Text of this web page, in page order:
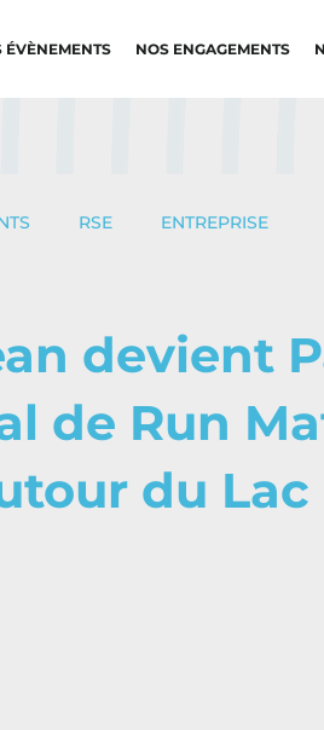
ÉVÈNEMENTS NOS ENGAGEMENTS
RSE ENTREPRISE
devient
de Run
du Lac